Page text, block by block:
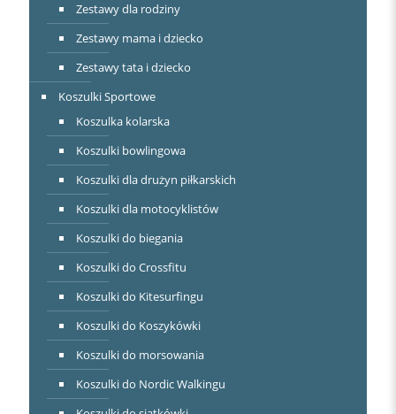
Zestawy dla rodziny
Zestawy mama i dziecko
Zestawy tata i dziecko
Koszulki Sportowe
Koszulka kolarska
Koszulki bowlingowa
Koszulki dla drużyn piłkarskich
Koszulki dla motocyklistów
Koszulki do biegania
Koszulki do Crossfitu
Koszulki do Kitesurfingu
Koszulki do Koszykówki
Koszulki do morsowania
Koszulki do Nordic Walkingu